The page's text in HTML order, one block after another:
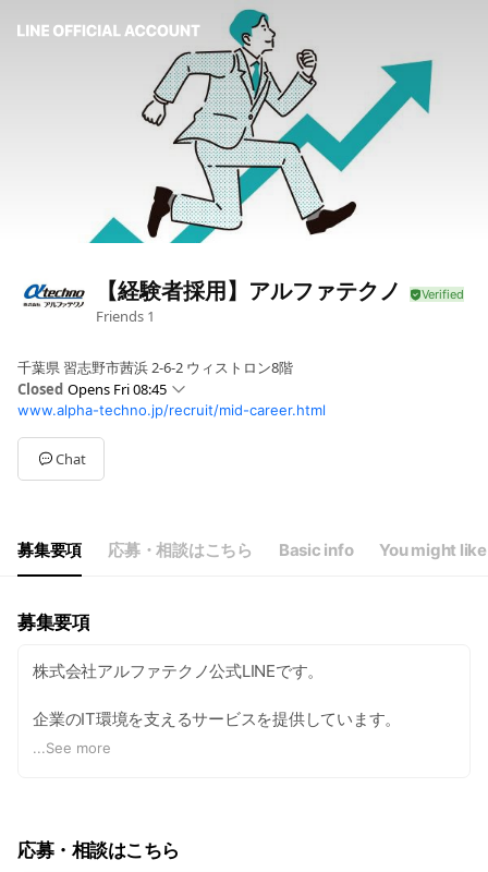
【経験者採用】アルファテクノ
Friends 1
千葉県 習志野市茜浜 2-6-2 ウィストロン8階
Closed Opens Fri 08:45
Sun00:00 - 00:00
Mon08:45 - 17:45
Tue08:45 - 17:45
Wed08:45 - 17:45
Sat00:00 - 00:00
土日および祝日は休み
www.alpha-techno.jp/recruit/mid-career.html
Chat
募集要項 応募・相談はこちら Basic info You might like
募集要項
株式会社アルファテクノ公式LINEです。
企業のIT環境を支えるサービスを提供しています。
ノルマに追われない営業スタイルのため、
...See more
応募・相談はこちら